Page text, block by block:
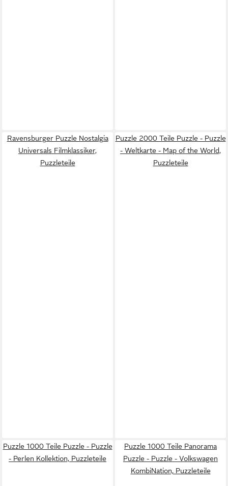
Ravensburger Puzzle Nostalgia
Universals Filmklassiker,
Puzzleteile
Puzzle 2000 Teile Puzzle - Puzzle
- Weltkarte - Map of the World,
Puzzleteile
Puzzle 1000 Teile Puzzle - Puzzle
- Perlen Kollektion, Puzzleteile
Puzzle 1000 Teile Panorama
Puzzle - Puzzle - Volkswagen
KombiNation, Puzzleteile